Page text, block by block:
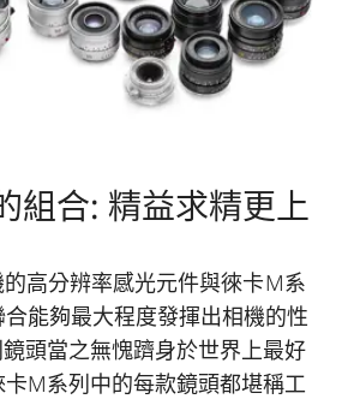
組合: 精益求精更上
高分辨率感光元件與徠卡M系
能夠最大程度發揮出相機的性
頭當之無愧躋身於世界上最好
M系列中的每款鏡頭都堪稱工